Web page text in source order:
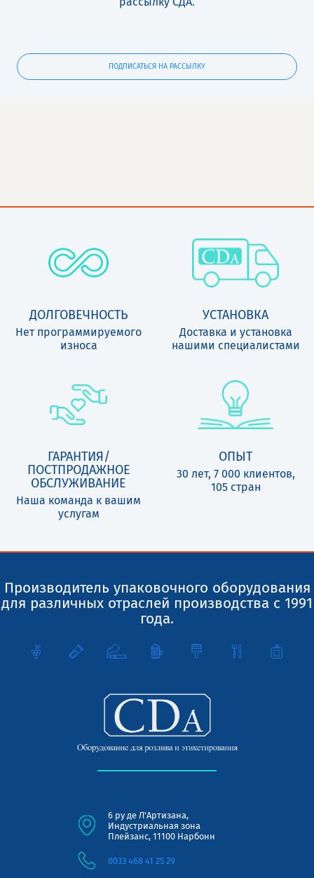
ПОДПИСАТЬСЯ НА РАССЫЛКУ
ДОЛГОВЕЧНОСТЬ
Нет программируемого
износа
УСТАНОВКА
Доставка и установка
нашими специалистами
ГАРАНТИЯ/
ПОСТПРОДАЖНОЕ
ОБСЛУЖИВАНИЕ
Наша команда к вашим
услугам
ОПЫТ
30 лет, 7 000 клиентов,
105 стран
Производитель упаковочного оборудования
для различных отраслей производства с 1991
года.
6 ру де Л'Артизана,
Индустриальная зона
Плейзанс, 11100 Нарбонн
0033 468 41 25 29